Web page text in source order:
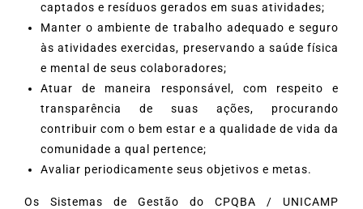
captados e resíduos gerados em suas atividades;
Manter o ambiente de trabalho adequado e seguro
às atividades exercidas, preservando a saúde física
e mental de seus colaboradores;
Atuar de maneira responsável, com respeito e
transparência de suas ações, procurando
contribuir com o bem estar e a qualidade de vida da
comunidade a qual pertence;
Avaliar periodicamente seus objetivos e metas.
Os Sistemas de Gestão do CPQBA / UNICAMP